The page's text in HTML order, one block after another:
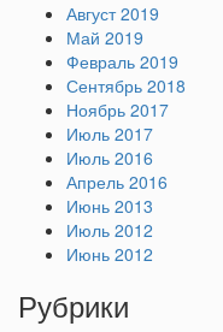
Август 2019
Май 2019
Февраль 2019
Сентябрь 2018
Ноябрь 2017
Июль 2017
Июль 2016
Апрель 2016
Июнь 2013
Июль 2012
Июнь 2012
Рубрики